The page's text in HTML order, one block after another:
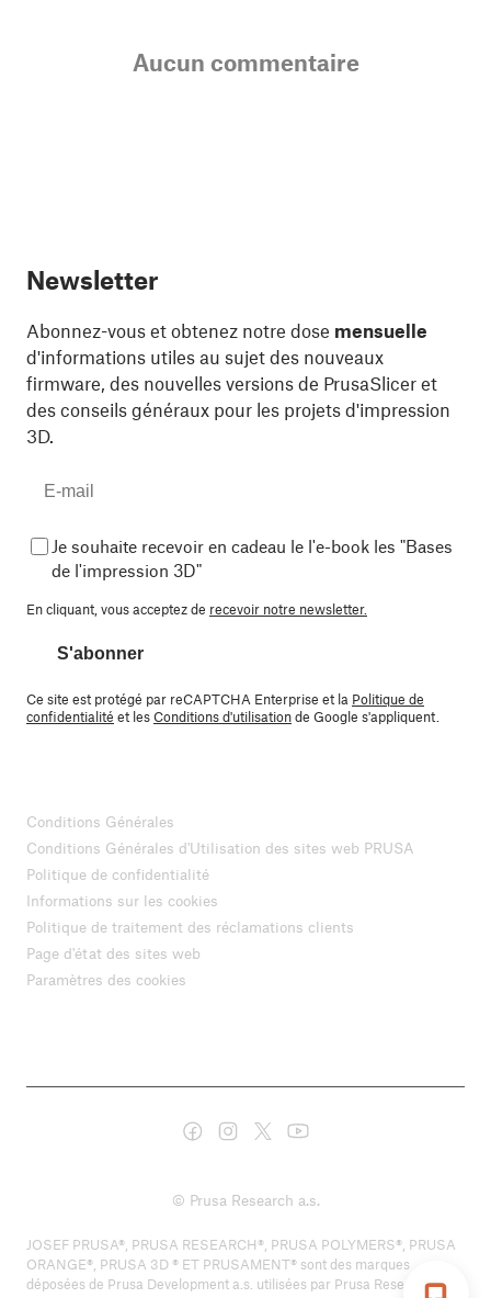
Aucun commentaire
Newsletter
Abonnez-vous et obtenez notre dose mensuelle
d'informations utiles au sujet des nouveaux
firmware, des nouvelles versions de PrusaSlicer et
des conseils généraux pour les projets d'impression
3D.
Je souhaite recevoir en cadeau le l'e-book les "Bases
de l'impression 3D"
En cliquant, vous acceptez de recevoir notre newsletter.
S'abonner
Ce site est protégé par reCAPTCHA Enterprise et la Politique de
confidentialité et lesConditions d'utilisationde Google s'appliquent.
Conditions Générales
Conditions Générales d'Utilisation des sites web PRUSA
Politique de confidentialité
Informations sur les cookies
Politique de traitement des réclamations clients
Page d'état des sites web
Paramètres des cookies
© Prusa Research a.s.
JOSEF PRUSA®, PRUSA RESEARCH®, PRUSA POLYMERS®, PRUSA
ORANGE®, PRUSA 3D ® ET PRUSAMENT® sont des marques
déposées de Prusa Development a.s. utilisées par Prusa Research a.s.